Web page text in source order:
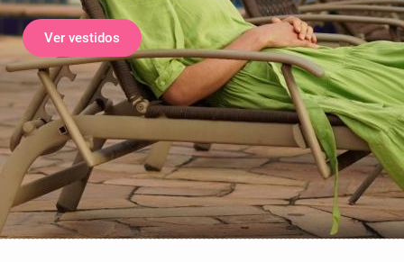
Ver vestidos